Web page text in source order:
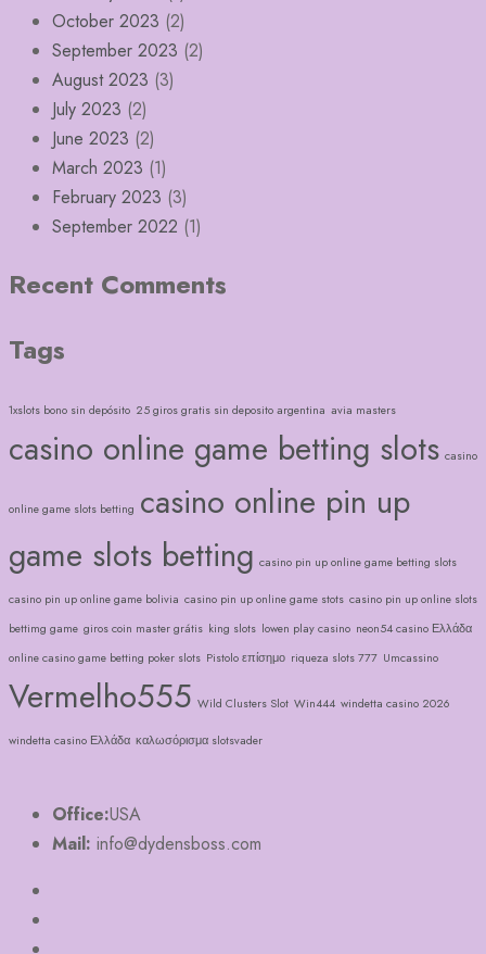
October 2023 (2)
September 2023 (2)
August 2023 (3)
July 2023 (2)
June 2023 (2)
March 2023 (1)
February 2023 (3)
September 2022 (1)
Recent Comments
Tags
1xslots bono sin depósito 25 giros gratis sin deposito argentina avia masters
casino online game betting slots casino
online game slots betting casino online pin up
game slots betting casino pin up online game betting slots
casino pin up online game bolivia casino pin up online game stots casino pin up online slots
bettimg game giros coin master grátis king slots lowen play casino neon54 casino Ελλάδα
online casino game betting poker slots Pistolo επίσημο riqueza slots 777 Umcassino
Vermelho555 Wild Clusters Slot Win444 windetta casino 2026
windetta casino Ελλάδα καλωσόρισμα slotsvader
Office:USA
Mail: info@dydensboss.com